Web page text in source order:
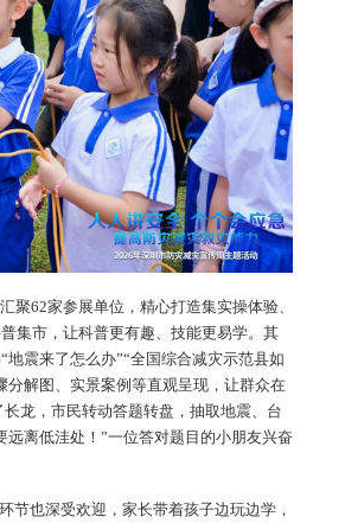
聚62家参展单位，精心打造集实操体验、
集市，让科普更有趣、技能更易学。其
震来了怎么办”“全国综合减灾示范县如
解图、实景案例等直观呈现，让群众在
龙，市民转动答题转盘，抽取地震、台
离低洼处！”一位答对题目的小朋友兴奋
节也深受欢迎，家长带着孩子边玩边学，